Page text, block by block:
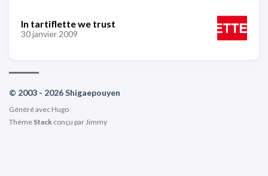
In tartiflette we trust
30 janvier 2009
© 2003 - 2026 Shigaepouyen
Généré avec Hugo
Thème Stack conçu par Jimmy